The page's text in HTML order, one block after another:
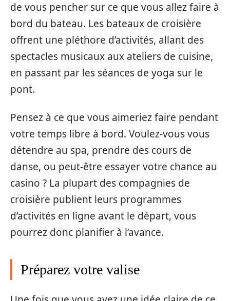
de vous pencher sur ce que vous allez faire à
bord du bateau. Les bateaux de croisière
offrent une pléthore d’activités, allant des
spectacles musicaux aux ateliers de cuisine,
en passant par les séances de yoga sur le
pont.
Pensez à ce que vous aimeriez faire pendant
votre temps libre à bord. Voulez-vous vous
détendre au spa, prendre des cours de
danse, ou peut-être essayer votre chance au
casino ? La plupart des compagnies de
croisière publient leurs programmes
d’activités en ligne avant le départ, vous
pourrez donc planifier à l’avance.
Préparez votre valise